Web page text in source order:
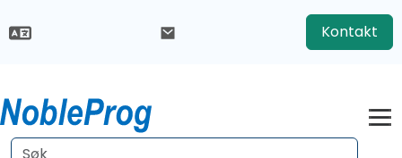
Kontakt